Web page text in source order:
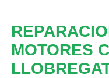
MOTORES